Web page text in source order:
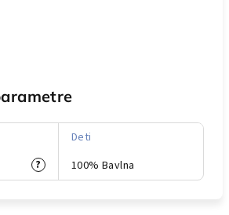
Deti
?
100% Bavlna